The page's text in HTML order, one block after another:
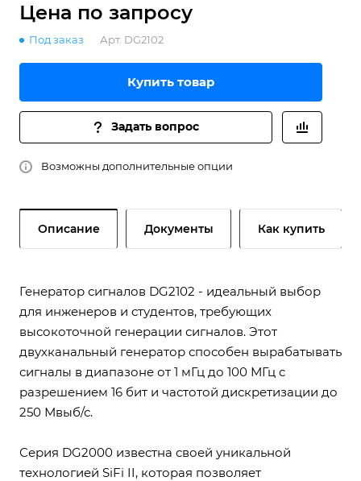
Цена по запросу
Под заказ Арт. DG2102
Купить товар
Задать вопрос
Возможны дополнительные опции
Описание Документы Как купить
Генератор сигналов DG2102 - идеальный выбор
для инженеров и студентов, требующих
высокоточной генерации сигналов. Этот
двухканальный генератор способен вырабатывать
сигналы в диапазоне от 1 мГц до 100 МГц с
разрешением 16 бит и частотой дискретизации до
250 Мвыб/с.
Серия DG2000 известна своей уникальной
технологией SiFi II, которая позволяет